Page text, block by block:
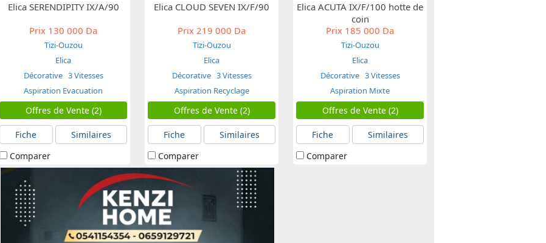
Elica SERENDIPITY IX/A/90
Prix 130 000 Da
Tizi-Ouzou
Elica
Décorative 3 Vitesses
Aspiration Evacuation
Offres de Vente (2)
Fiche
Similaires
Comparer
Elica CLOUD SEVEN IX/F/90
Prix 219 000 Da
Tizi-Ouzou
Elica
Décorative 3 Vitesses
Aspiration Recyclage
Offres de Vente (2)
Fiche
Similaires
Comparer
Elica ACUTA IX/F/100 hotte de
coin
Prix 185 000 Da
Tizi-Ouzou
Elica
Décorative 3 Vitesses
Aspiration Mixte
Offres de Vente (2)
Fiche
Similaires
Comparer